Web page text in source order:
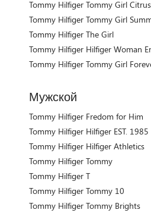
Tommy Hilfiger Tommy Girl
Tommy Hilfiger Tommy Girl
Tommy Hilfiger The Girl
Tommy Hilfiger Hilfiger Woman
Tommy Hilfiger Tommy Girl
Мужской
Tommy Hilfiger Fredom for Him
Tommy Hilfiger Hilfiger EST. 1985
Tommy Hilfiger Hilfiger Athletics
Tommy Hilfiger Tommy
Tommy Hilfiger T
Tommy Hilfiger Tommy 10
Tommy Hilfiger Tommy Brights